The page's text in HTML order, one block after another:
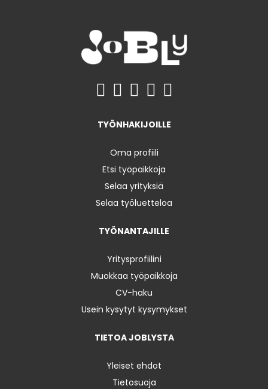
TYÖNHAKIJOILLE
Oma profiili
Etsi työpaikkoja
Selaa yrityksiä
Selaa työluetteloa
TYÖNANTAJILLE
Yritysprofiilini
Muokkaa työpaikkoja
CV-haku
Usein kysytyt kysymykset
TIETOA JOBLYSTA
Yleiset ehdot
Tietosuoja